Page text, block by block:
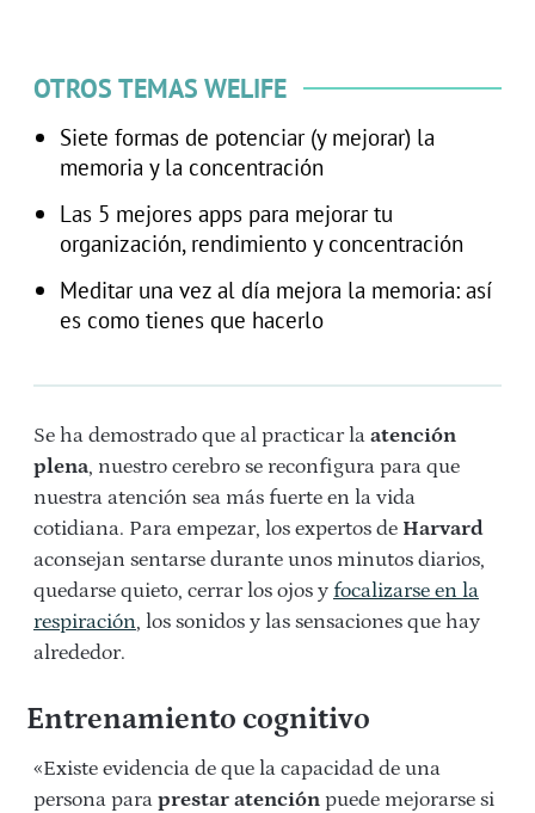
OTROS TEMAS WELIFE
Siete formas de potenciar (y mejorar) la
memoria y la concentración
Las 5 mejores apps para mejorar tu
organización, rendimiento y concentración
Meditar una vez al día mejora la memoria: así
es como tienes que hacerlo
Se ha demostrado que al practicar la atención
plena, nuestro cerebro se reconfigura para que
nuestra atención sea más fuerte en la vida
cotidiana. Para empezar, los expertos de Harvard
aconsejan sentarse durante unos minutos diarios,
quedarse quieto, cerrar los ojos y focalizarse en la
respiración, los sonidos y las sensaciones que hay
alrededor.
Entrenamiento cognitivo
«Existe evidencia de que la capacidad de una
persona para prestar atención puede mejorarse si